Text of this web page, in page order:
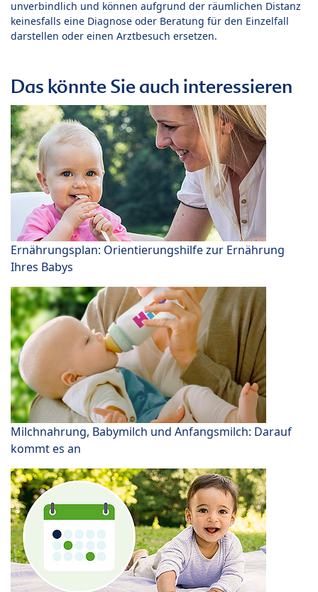
unverbindlich und können aufgrund der räumlichen Distanz
keinesfalls eine Diagnose oder Beratung für den Einzelfall
darstellen oder einen Arztbesuch ersetzen.
Das könnte Sie auch interessieren
Ernährungsplan: Orientierungshilfe zur Ernährung
Ihres Babys
Milchnahrung, Babymilch und Anfangsmilch: Darauf
kommt es an